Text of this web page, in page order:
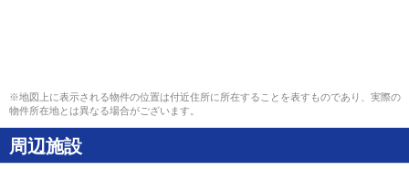
※地図上に表示される物件の位置は付近住所に所在することを表すものであり、実際の
物件所在地とは異なる場合がございます。
周辺施設